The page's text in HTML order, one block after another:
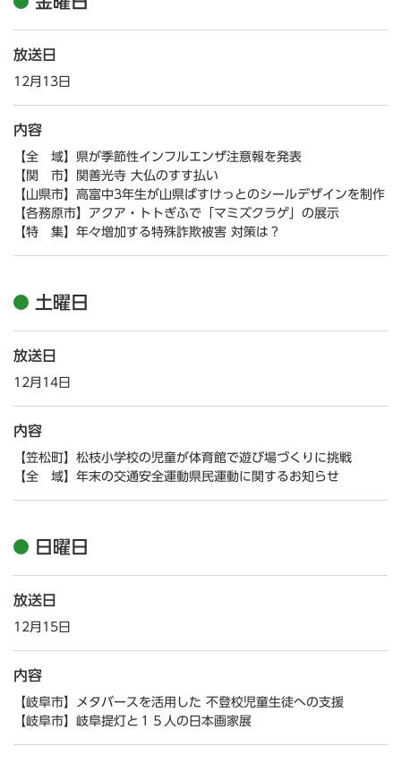
放送日
12月13日
内容
【全 域】県が季節性インフルエンザ注意報を発表
【関 市】関善光寺 大仏のすす払い
【山県市】高富中3年生が山県ばすけっとのシールデザインを制作
【各務原市】アクア・トトぎふで「マミズクラゲ」の展示
【特 集】年々増加する特殊詐欺被害 対策は？
土曜日
放送日
12月14日
内容
【笠松町】松枝小学校の児童が体育館で遊び場づくりに挑戦
【全 域】年末の交通安全運動県民運動に関するお知らせ
日曜日
放送日
12月15日
内容
【岐阜市】メタバースを活用した 不登校児童生徒への支援
【岐阜市】岐阜提灯と１５人の日本画家展